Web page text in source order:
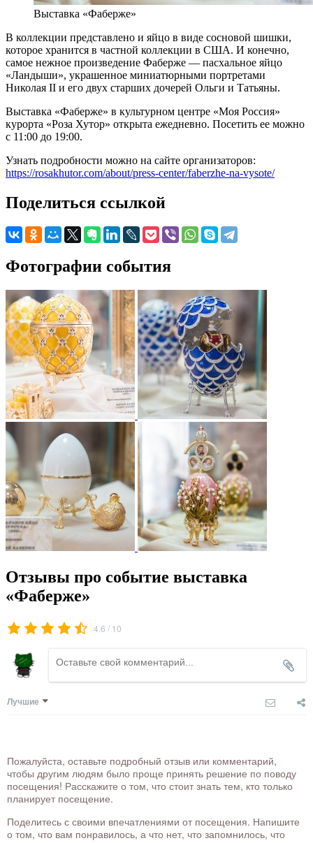
Выставка «Фаберже»
В коллекции представлено и яйцо в виде сосновой шишки,
которое хранится в частной коллекции в США. И конечно,
самое нежное произведение Фаберже — пасхальное яйцо
«Ландыши», украшенное миниатюрными портретами
Николая II и его двух старших дочерей Ольги и Татьяны.
Выставка «Фаберже» в культурном центре «Моя Россия»
курорта «Роза Хутор» открыта ежедневно. Посетить ее можно
с 11:00 до 19:00.
Узнать подробности можно на сайте организаторов:
https://rosakhutor.com/about/press-center/faberzhe-na-vysote/
Поделиться ссылкой
Фотографии события
Отзывы про событие выставка
«Фаберже»
4.6 / 10
Лучшие
Пожалуйста, оставьте подробный отзыв или комментарий,
чтобы другим людям было проще принять решение по поводу
посещения! Расскажите о том, что стоит знать тем, кто только
планирует посещение.
Поделитесь с своими впечатлениями от посещения. Напишите
о том, что вам понравилось, а что нет, что запомнилось, что